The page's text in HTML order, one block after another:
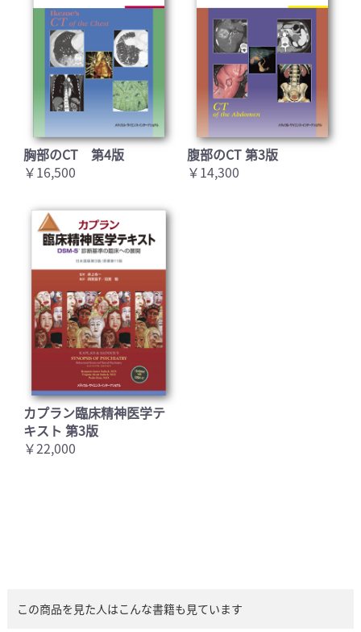
胸部のCT 第4版
￥16,500
腹部のCT 第3版
￥14,300
カプラン臨床精神医学テ
キスト 第3版
￥22,000
この商品を見た人はこんな書籍も見ています